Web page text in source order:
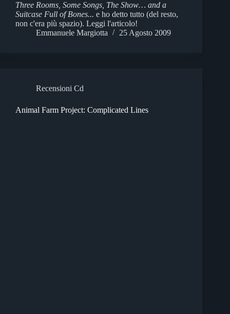
Three Rooms, Some Songs, The Show… and a
Suitcase Full of Bones... e ho detto tutto (del resto,
non c'era più spazio). Leggi l'articolo!
Emmanuele Margiotta
25 Agosto 2009
Recensioni Cd
Animal Farm Project: Complicated Lines